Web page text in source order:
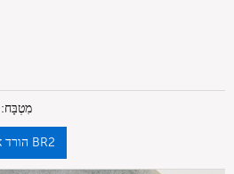
מִטְבָּח:
הורד את BR2